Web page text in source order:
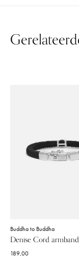
Buddha to Buddha
Denise Cord armband
189,00